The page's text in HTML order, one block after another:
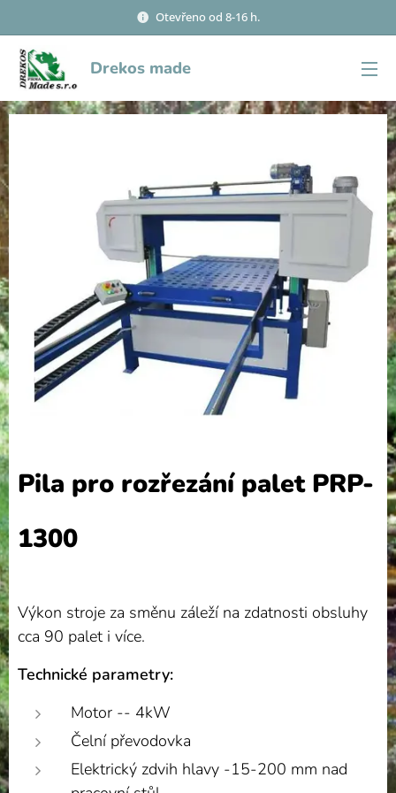
Otevřeno od 8-16 h.
Drekos made
Pila pro rozřezání palet PRP-
1300
Výkon stroje za směnu záleží na zdatnosti obsluhy
cca 90 palet i více.
Technické parametry:
Motor -- 4kW
Čelní převodovka
Elektrický zdvih hlavy -15-200 mm nad